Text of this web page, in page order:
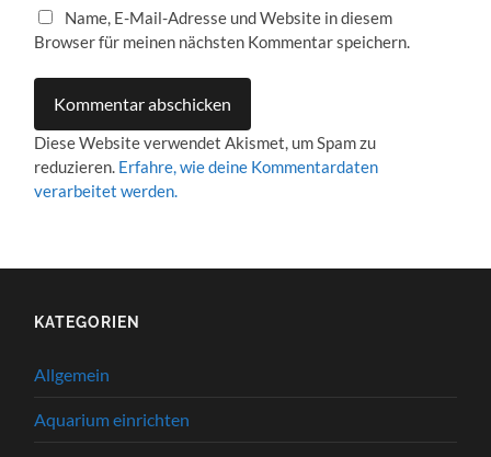
Name, E-Mail-Adresse und Website in diesem
Browser für meinen nächsten Kommentar speichern.
Diese Website verwendet Akismet, um Spam zu
reduzieren. Erfahre, wie deine Kommentardaten
verarbeitet werden.
KATEGORIEN
Allgemein
Aquarium einrichten